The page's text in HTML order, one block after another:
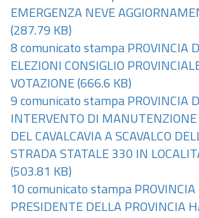
EMERGENZA NEVE
(287.79 KB)
8 comunicato stampa PROVINCIA
ELEZIONI CONSIGLIO
VOTAZIONE (666.6 KB)
9 comunicato stampa PROVINCIA
INTERVENTO DI
DEL CAVALCAVIA A SCAVALCO
STRADA STATALE 330 IN
(503.81 KB)
10 comunicato stampa PROVINCIA
PRESIDENTE DELLA PROVINCIA